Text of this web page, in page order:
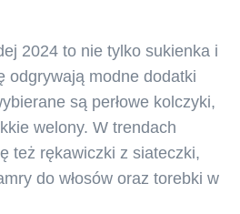
2024 to nie tylko sukienka i
odgrywają modne dodatki
są perłowe kolczyki,
welony. W trendach
też rękawiczki z siateczki,
do włosów oraz torebki w